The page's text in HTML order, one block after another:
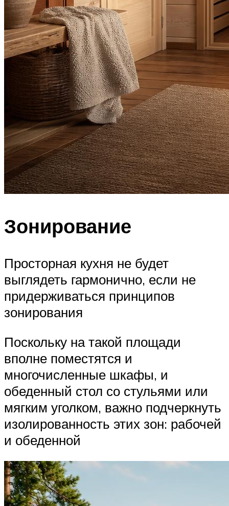
Зонирование
Просторная кухня не будет
выглядеть гармонично, если не
придерживаться принципов
зонирования
Поскольку на такой площади
вполне поместятся и
многочисленные шкафы, и
обеденный стол со стульями или
мягким уголком, важно подчеркнуть
изолированность этих зон: рабочей
и обеденной